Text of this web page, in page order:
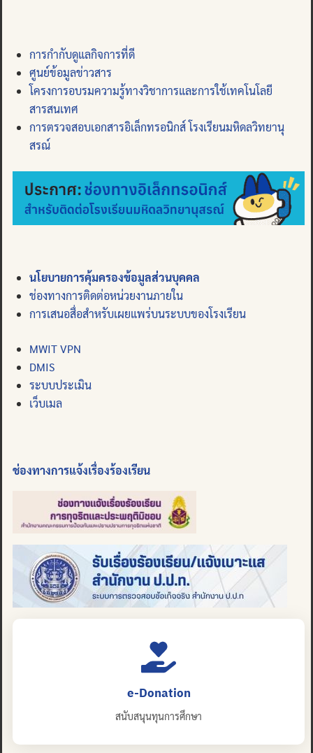
การกำกับดูแลกิจการที่ดี
ศูนย์ข้อมูลข่าวสาร
โครงการอบรมความรู้ทางวิชาการและการใช้เทคโนโลยี
สารสนเทศ
การตรวจสอบเอกสารอิเล็กทรอนิกส์ โรงเรียนมหิดลวิทยานุ
สรณ์
นโยบายการคุ้มครองข้อมูลส่วนบุคคล
ช่องทางการติดต่อหน่วยงานภายใน
การเสนอสื่อสำหรับเผยแพร่บนระบบของโรงเรียน
MWIT VPN
DMIS
ระบบประเมิน
เว็บเมล
ช่องทางการแจ้งเรื่องร้องเรียน
e-Donation
สนับสนุนทุนการศึกษา